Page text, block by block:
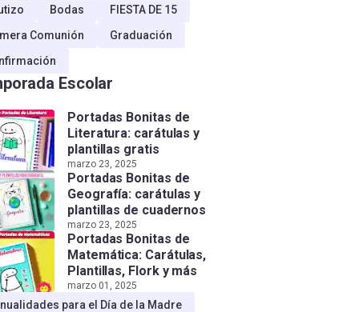
Bodas
FIESTA DE 15
Comunión
Graduación
Escolar
Portadas Bonitas de
Literatura: carátulas y
plantillas gratis
marzo 23, 2025
Portadas Bonitas de
Geografía: carátulas y
plantillas de cuadernos
marzo 23, 2025
Portadas Bonitas de
Matemática: Carátulas,
Plantillas, Flork y más
marzo 01, 2025
para el Día de la Madre